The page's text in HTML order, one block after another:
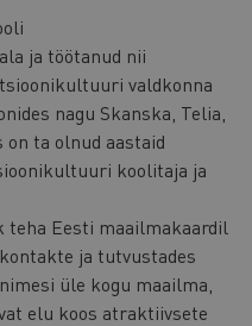
ja töötanud nii
valdkonna
nagu Skanska, Telia,
on ta olnud aastaid
koolitaja ja
Eesti maailmakaardil
ja tutvustades
üle kogu maailma,
elu koos atraktiivsete